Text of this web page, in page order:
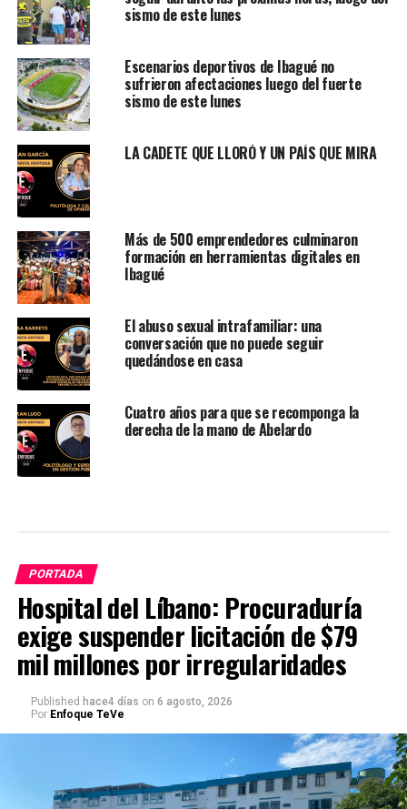
sismo de este lunes
Escenarios deportivos de Ibagué no
sufrieron afectaciones luego del fuerte
sismo de este lunes
LA CADETE QUE LLORÓ Y UN PAÍS QUE MIRA
Más de 500 emprendedores culminaron
formación en herramientas digitales en
Ibagué
El abuso sexual intrafamiliar: una
conversación que no puede seguir
quedándose en casa
Cuatro años para que se recomponga la
derecha de la mano de Abelardo
PORTADA
Hospital del Líbano: Procuraduría
exige suspender licitación de $79
mil millones por irregularidades
Published hace4 días on 6 agosto, 2026
Por Enfoque TeVe